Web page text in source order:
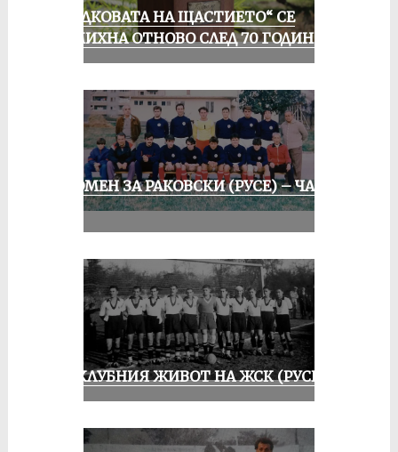
„ПОДКОВАТА НА ЩАСТИЕТО“ СЕ
УСМИХНА ОТНОВО СЛЕД 70 ГОДИНИ
СПОМЕН ЗА РАКОВСКИ (РУСЕ) – ЧАСТ
ИЗ КЛУБНИЯ ЖИВОТ НА ЖСК (РУСЕ)